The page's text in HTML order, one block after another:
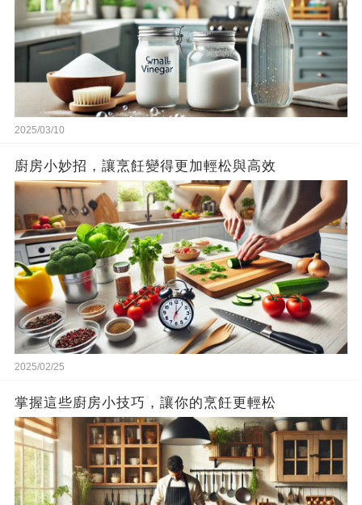
2025/03/10
廚房小妙招，讓烹飪變得更加輕松與高效
2025/02/25
掌握這些廚房小技巧，讓你的烹飪更輕松